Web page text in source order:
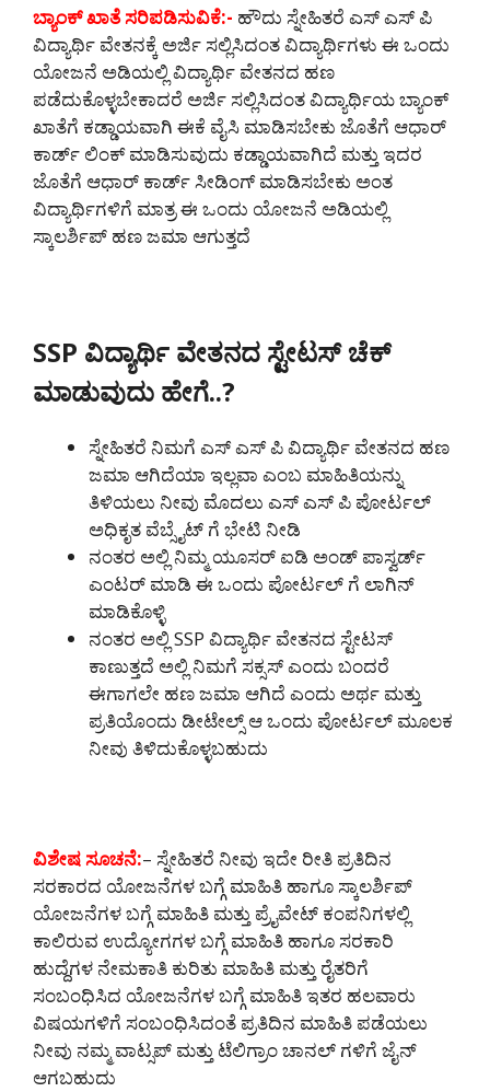
ಬ್ಯಾಂಕ್ ಖಾತೆ ಸರಿಪಡಿಸುವಿಕೆ:- ಹೌದು ಸ್ನೇಹಿತರೆ ಎಸ್ ಎಸ್ ಪಿ
ವಿದ್ಯಾರ್ಥಿ ವೇತನಕ್ಕೆ ಅರ್ಜಿ ಸಲ್ಲಿಸಿದಂತ ವಿದ್ಯಾರ್ಥಿಗಳು ಈ ಒಂದು
ಯೋಜನೆ ಅಡಿಯಲ್ಲಿ ವಿದ್ಯಾರ್ಥಿ ವೇತನದ ಹಣ
ಪಡೆದುಕೊಳ್ಳಬೇಕಾದರೆ ಅರ್ಜಿ ಸಲ್ಲಿಸಿದಂತ ವಿದ್ಯಾರ್ಥಿಯ ಬ್ಯಾಂಕ್
ಖಾತೆಗೆ ಕಡ್ಡಾಯವಾಗಿ ಈಕೆ ವೈಸಿ ಮಾಡಿಸಬೇಕು ಜೊತೆಗೆ ಆಧಾರ್
ಕಾರ್ಡ್ ಲಿಂಕ್ ಮಾಡಿಸುವುದು ಕಡ್ಡಾಯವಾಗಿದೆ ಮತ್ತು ಇದರ
ಜೊತೆಗೆ ಆಧಾರ್ ಕಾರ್ಡ್ ಸೀಡಿಂಗ್ ಮಾಡಿಸಬೇಕು ಅಂತ
ವಿದ್ಯಾರ್ಥಿಗಳಿಗೆ ಮಾತ್ರ ಈ ಒಂದು ಯೋಜನೆ ಅಡಿಯಲ್ಲಿ
ಸ್ಕಾಲರ್ಶಿಪ್ ಹಣ ಜಮಾ ಆಗುತ್ತದೆ
SSP ವಿದ್ಯಾರ್ಥಿ ವೇತನದ ಸ್ಟೇಟಸ್ ಚೆಕ್
ಮಾಡುವುದು ಹೇಗೆ..?
ಸ್ನೇಹಿತರೆ ನಿಮಗೆ ಎಸ್ ಎಸ್ ಪಿ ವಿದ್ಯಾರ್ಥಿ ವೇತನದ ಹಣ
ಜಮಾ ಆಗಿದೆಯಾ ಇಲ್ಲವಾ ಎಂಬ ಮಾಹಿತಿಯನ್ನು
ತಿಳಿಯಲು ನೀವು ಮೊದಲು ಎಸ್ ಎಸ್ ಪಿ ಪೋರ್ಟಲ್
ಅಧಿಕೃತ ವೆಬ್ಸೈಟ್ ಗೆ ಭೇಟಿ ನೀಡಿ
ನಂತರ ಅಲ್ಲಿ ನಿಮ್ಮ ಯೂಸರ್ ಐಡಿ ಅಂಡ್ ಪಾಸ್ವರ್ಡ್
ಎಂಟರ್ ಮಾಡಿ ಈ ಒಂದು ಪೋರ್ಟಲ್ ಗೆ ಲಾಗಿನ್
ಮಾಡಿಕೊಳ್ಳಿ
ನಂತರ ಅಲ್ಲಿ SSP ವಿದ್ಯಾರ್ಥಿ ವೇತನದ ಸ್ಟೇಟಸ್
ಕಾಣುತ್ತದೆ ಅಲ್ಲಿ ನಿಮಗೆ ಸಕ್ಸಸ್ ಎಂದು ಬಂದರೆ
ಈಗಾಗಲೇ ಹಣ ಜಮಾ ಆಗಿದೆ ಎಂದು ಅರ್ಥ ಮತ್ತು
ಪ್ರತಿಯೊಂದು ಡೀಟೇಲ್ಸ್ ಆ ಒಂದು ಪೋರ್ಟಲ್ ಮೂಲಕ
ನೀವು ತಿಳಿದುಕೊಳ್ಳಬಹುದು
ವಿಶೇಷ ಸೂಚನೆ:– ಸ್ನೇಹಿತರೆ ನೀವು ಇದೇ ರೀತಿ ಪ್ರತಿದಿನ
ಸರಕಾರದ ಯೋಜನೆಗಳ ಬಗ್ಗೆ ಮಾಹಿತಿ ಹಾಗೂ ಸ್ಕಾಲರ್ಶಿಪ್
ಯೋಜನೆಗಳ ಬಗ್ಗೆ ಮಾಹಿತಿ ಮತ್ತು ಪ್ರೈವೇಟ್ ಕಂಪನಿಗಳಲ್ಲಿ
ಕಾಲಿರುವ ಉದ್ಯೋಗಗಳ ಬಗ್ಗೆ ಮಾಹಿತಿ ಹಾಗೂ ಸರಕಾರಿ
ಹುದ್ದೆಗಳ ನೇಮಕಾತಿ ಕುರಿತು ಮಾಹಿತಿ ಮತ್ತು ರೈತರಿಗೆ
ಸಂಬಂಧಿಸಿದ ಯೋಜನೆಗಳ ಬಗ್ಗೆ ಮಾಹಿತಿ ಇತರ ಹಲವಾರು
ವಿಷಯಗಳಿಗೆ ಸಂಬಂಧಿಸಿದಂತೆ ಪ್ರತಿದಿನ ಮಾಹಿತಿ ಪಡೆಯಲು
ನೀವು ನಮ್ಮ ವಾಟ್ಸಪ್ ಮತ್ತು ಟೆಲಿಗ್ರಾಂ ಚಾನಲ್ ಗಳಿಗೆ ಜೈನ್
ಆಗಬಹುದು